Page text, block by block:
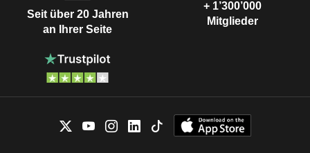
Seit über 20 Jahren
an Ihrer Seite
+ 1’300’000
Mitglieder